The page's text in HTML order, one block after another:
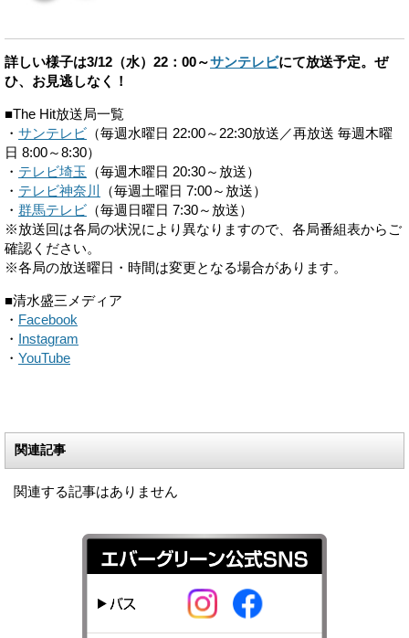
詳しい様子は3/12（水）22：00～サンテレビにて放送予定。ぜ
ひ、お見逃しなく！
■The Hit放送局一覧
・ サンテレビ （毎週水曜日 22:00～22:30放送／再放送 毎週木曜
日 8:00～8:30）
・ テレビ埼玉
（毎週木曜日 20:30～放送）
・ テレビ神奈川
（毎週土曜日 7:00～放送）
・ 群馬テレビ （毎週日曜日 7:30～放送）
※放送回は各局の状況により異なりますので、各局番組表からご
確認ください。
※各局の放送曜日・時間は変更となる場合があります。
■清水盛三メディア
・ Facebook
・
Instagram
・ YouTube
関連記事
関連する記事はありません